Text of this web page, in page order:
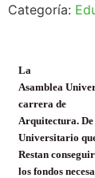
Categoría:
La
Asamblea
carrera de
Arquitectura.
Universitario
Restan conseguir
los fondos